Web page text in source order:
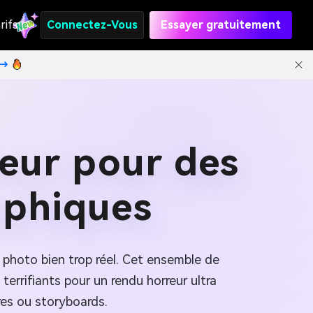
Connectez-Vous Essayer gratuitement
pour des
bien trop réel. Cet ensemble de
pour un rendu horreur ultra
ou storyboards.